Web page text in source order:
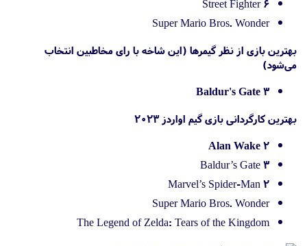
Super Mario Bros. Wonder
بهترین بازی از نظر گیمرها (این شاخه با رای مخاطبین انتخاب
می‌شود)
Baldur's Gate 3
بهترین کارگردانی بازی گیم اواردز 2023
Alan Wake 2
Baldur’s Gate 3
Marvel’s Spider-Man 2
Super Mario Bros. Wonder
The Legend of Zelda: Tears of the Kingdom